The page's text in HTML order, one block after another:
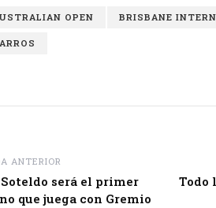
OPEN BRISBANE
ANTERIOR
será el primer
que juega con Gremio
Todo